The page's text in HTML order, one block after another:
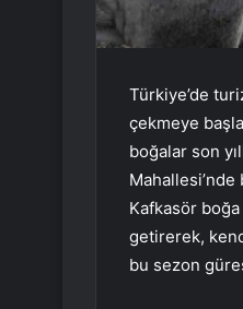
Türkiye’de
çekmeye
boğalar son
Kafkasör
getirerek,
bu sezon